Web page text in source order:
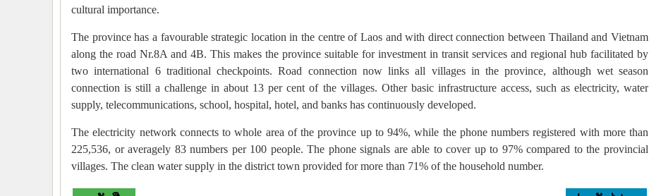
cultural importance.
The province has a favourable strategic location in the centre of Laos and with direct connection between Thailand and Vietnam
along the road Nr.8A and 4B. This makes the province suitable for investment in transit services and regional hub facilitated by
two international 6 traditional checkpoints. Road connection now links all villages in the province, although wet season
connection is still a challenge in about 13 per cent of the villages. Other basic infrastructure access, such as electricity, water
supply, telecommunications, school, hospital, hotel, and banks has continuously developed.
The electricity network connects to whole area of the province up to 94%, while the phone numbers registered with more than
225,536, or averagely 83 numbers per 100 people. The phone signals are able to cover up to 97% compared to the provincial
villages. The clean water supply in the district town provided for more than 71% of the household number.